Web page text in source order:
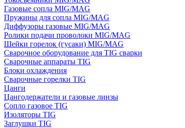
Газовые сопла MIG/MAG
Пружины для сопла MIG/MAG
Диффузоры газовые MIG/MAG
Ролики подачи проволоки MIG/MAG
Шейки горелок (гусаки) MIG/MAG
Сварочное оборудование для TIG сварки
Сварочные аппараты TIG
Блоки охлаждения
Сварочные горелки TIG
Цанги
Цангодержатели и газовые линзы
Сопло газовое TIG
Изоляторы TIG
Заглушки TIG